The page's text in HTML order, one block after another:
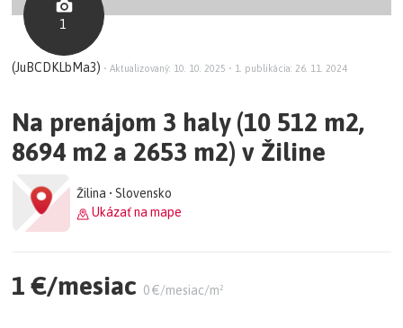
1
(JuBCDKLbMa3) • Aktualizovaný: 10. 10. 2025 • 1. publikácia: 26. 11. 2024
Na prenájom 3 haly (10 512 m2,
8694 m2 a 2653 m2) v Žiline
Žilina • Slovensko
Ukázať na mape
1 €/mesiac 0 €/mesiac/m²